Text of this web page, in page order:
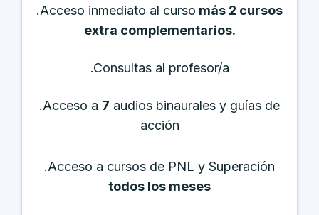
.Acceso inmediato al curso más 2 cursos
extra complementarios.
.Consultas al profesor/a
.Acceso a 7 audios binaurales y guías de
acción
.Acceso a cursos de PNL y Superación
todos los meses